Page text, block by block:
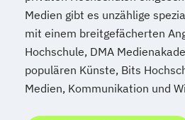
Medien gibt es unzählige
mit einem breitgefächerten
Hochschule, DMA
populären Künste, Bits
Medien, Kommunikation und